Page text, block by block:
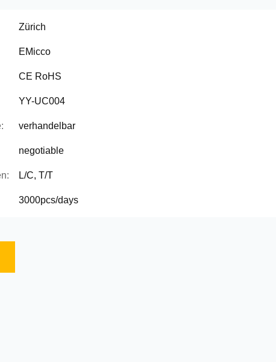
Zürich
EMicco
CE RoHS
YY-UC004
verhandelbar
negotiable
L/C, T/T
3000pcs/days